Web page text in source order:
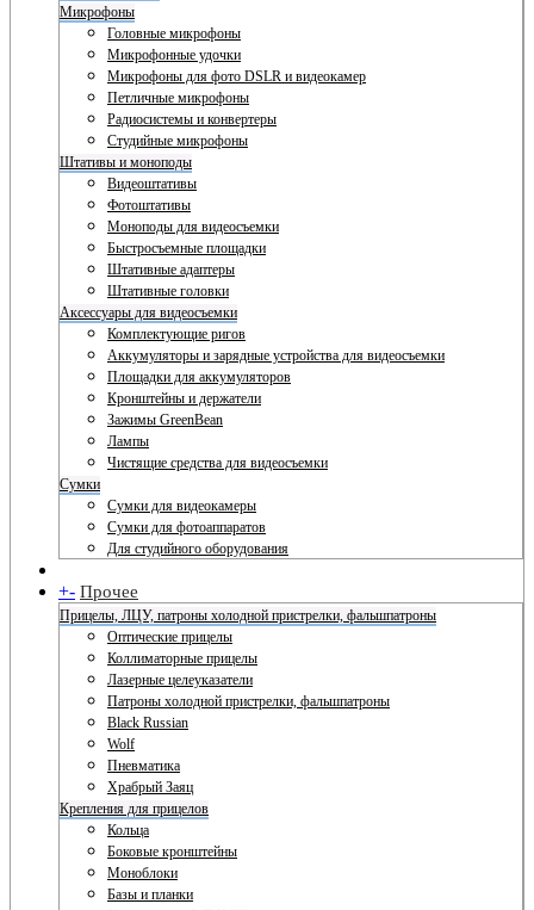
Микрофоны
Головные микрофоны
Микрофонные удочки
Микрофоны для фото DSLR и видеокамер
Петличные микрофоны
Радиосистемы и конвертеры
Студийные микрофоны
Штативы и моноподы
Видеоштативы
Фотоштативы
Моноподы для видеосъемки
Быстросъемные площадки
Штативные адаптеры
Штативные головки
Аксессуары для видеосъемки
Комплектующие ригов
Аккумуляторы и зарядные устройства для видеосъемки
Площадки для аккумуляторов
Кронштейны и держатели
Зажимы GreenBean
Лампы
Чистящие средства для видеосъемки
Сумки
Сумки для видеокамеры
Сумки для фотоаппаратов
Для студийного оборудования
+- Прочее
Прицелы, ЛЦУ, патроны холодной пристрелки, фальшпатроны
Оптические прицелы
Коллиматорные прицелы
Лазерные целеуказатели
Патроны холодной пристрелки, фальшпатроны
Black Russian
Wolf
Пневматика
Храбрый Заяц
Крепления для прицелов
Кольца
Боковые кронштейны
Моноблоки
Базы и планки